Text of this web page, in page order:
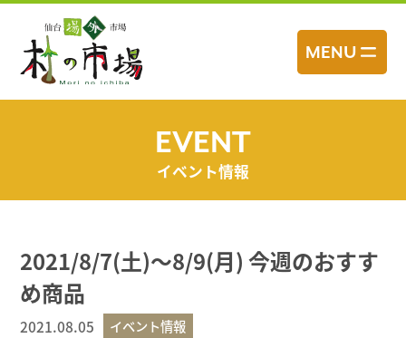
ッ
MENU
EVENT
イベント情報
2021/8/7(土)～8/9(月) 今週のおすす
め商品
2021.08.05 イベント情報